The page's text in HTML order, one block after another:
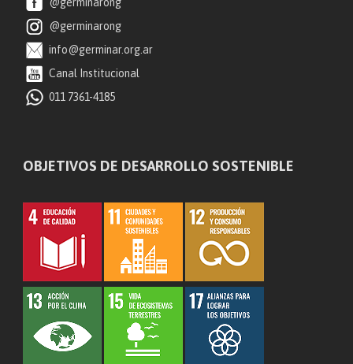
@germinarong
info@germinar.org.ar
Canal Institucional
011 7361-4185
OBJETIVOS DE DESARROLLO SOSTENIBLE